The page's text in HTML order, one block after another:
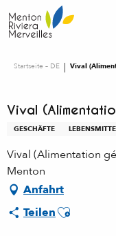
au
contenu
Startseite – DE Vival
Vival
GESCHÄFTE
Vival (Alimentation
Menton
Anfahrt
TeilenAjouter aux